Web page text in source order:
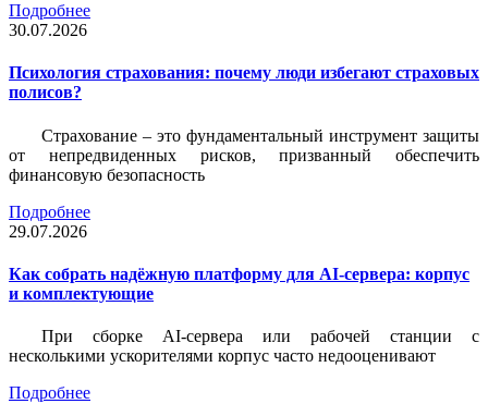
Подробнее
30.07.2026
Психология страхования: почему люди избегают страховых
полисов?
Страхование – это фундаментальный инструмент защиты
от непредвиденных рисков, призванный обеспечить
финансовую безопасность
Подробнее
29.07.2026
Как собрать надёжную платформу для AI-сервера: корпус
и комплектующие
При сборке AI-сервера или рабочей станции с
несколькими ускорителями корпус часто недооценивают
Подробнее